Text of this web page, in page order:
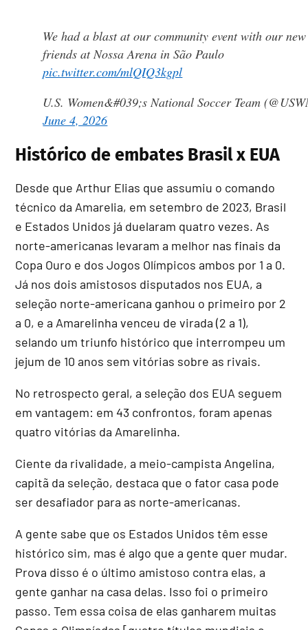
We had a blast at our community event with our new
friends at Nossa Arena in São Paulo
pic.twitter.com/mlQIQ3kgpl
U.S. Women&#039;s National Soccer Team
June 4, 2026
Histórico de embates Brasil x EUA
Desde que Arthur Elias que assumiu o comando
técnico da Amarelia, em setembro de 2023, Brasil
e Estados Unidos já duelaram quatro vezes. As
norte-americanas levaram a melhor nas finais da
Copa Ouro e dos Jogos Olímpicos ambos por 1 a 0.
Já nos dois amistosos disputados nos EUA, a
seleção norte-americana ganhou o primeiro por 2
a 0, e a Amarelinha venceu de virada (2 a 1),
selando um triunfo histórico que interrompeu um
jejum de 10 anos sem vitórias sobre as rivais.
No retrospecto geral, a seleção dos EUA seguem
em vantagem: em 43 confrontos, foram apenas
quatro vitórias da Amarelinha.
Ciente da rivalidade, a meio-campista Angelina,
capitã da seleção, destaca que o fator casa pode
ser desafiador para as norte-americanas.
A gente sabe que os Estados Unidos têm esse
histórico sim, mas é algo que a gente quer mudar.
Prova disso é o último amistoso contra elas, a
gente ganhar na casa delas. Isso foi o primeiro
passo. Tem essa coisa de elas ganharem muitas